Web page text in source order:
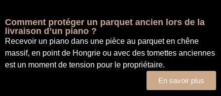
Comment protéger un parquet ancien lors de la
livraison d’un piano ?
Recevoir un piano dans une pièce au parquet en chêne
massif, en point de Hongrie ou avec des tomettes anciennes
est un moment de tension pour le propriétaire.
En savoir plus